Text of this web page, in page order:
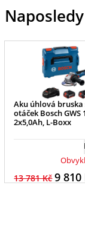
Aku úhlová bruska
otáček Bosch GWS
2x5,0Ah, L-Boxx
13 781 Kč9 810